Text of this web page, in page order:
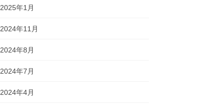
2025年1月
2024年11月
2024年8月
2024年7月
2024年4月